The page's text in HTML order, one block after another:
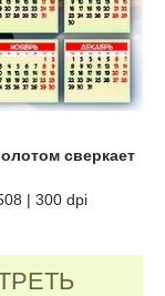
сверкает
| 300 dpi